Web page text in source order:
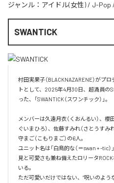
ジャンル： アイドル(女性) / J-Pop
SWANTICK
村田実果子（BLACKNAZARENE）がプ
トとして、2025年4月30日、超満員の
った、「SWANTICK（スワンチック）」。
メンバーは久遠月衣（くおんるい）、櫻
ぐいまひろ）、佐藤すみれ（さとうすみ
守まご（こもりまご）の6人。
ユニット名は「白鳥的な（＝swan + -tic
見と可愛さも兼ね備えたロリータ
いる。
ただ可愛いだけではない、“呪いのよ